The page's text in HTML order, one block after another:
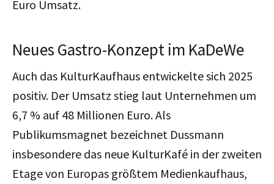
Euro Umsatz.
Neues Gastro-Konzept im KaDeWe
Auch das KulturKaufhaus entwickelte sich 2025
positiv. Der Umsatz stieg laut Unternehmen um
6,7 % auf 48 Millionen Euro. Als
Publikumsmagnet bezeichnet Dussmann
insbesondere das neue KulturKafé in der zweiten
Etage von Europas größtem Medienkaufhaus,